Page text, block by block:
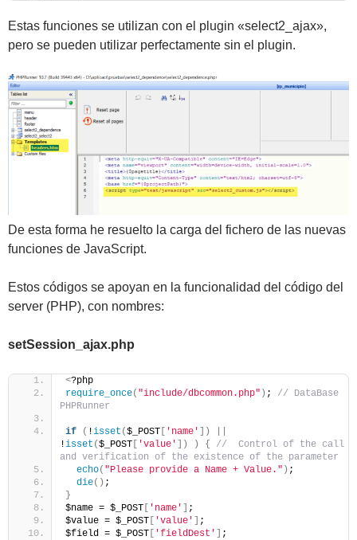
Estas funciones se utilizan con el plugin «select2_ajax»,
pero se pueden utilizar perfectamente sin el plugin.
De esta forma he resuelto la carga del fichero de las nuevas
funciones de JavaScript.
Estos códigos se apoyan en la funcionalidad del código del
server (PHP), con nombres:
setSession_ajax.php
<?php
require_once( "include/dbcommon.php" ) ; // DataBase
PHPRunner
if ( !isset ($_POST [ 'name' ])
!isset ($_POST [ 'value' ]) ) { //  Control of the call
and verification of the existence of the parameter
echo( "Please provide a Name + Value." ) ;
die() ;
}
$name = $_POST [ 'name' ] ;
$value = $_POST [ 'value' ] ;
$field = $_POST [ 'fieldDest' ] ;